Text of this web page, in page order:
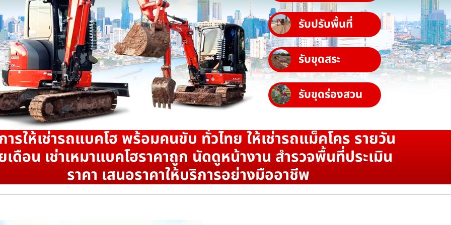
รับปรับพื้นที่
รับขุดสระ
รับขุดร่องสวน
ารให้เช่ารถแบคโฮ พร้อมคนขับ ทั่วไทย ให้เช่ารถแม็คโคร รายวัน
เดือน เช่าเหมาแบคโฮราคาถูก นัดดูหน้างาน สำรวจพื้นที่ประเมิน
ราคา เสนอราคาให้บริการอย่างมืออาชีพ